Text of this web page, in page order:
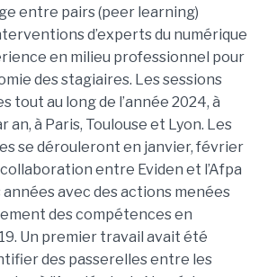
entre pairs (peer learning)
d’experts du numérique
en milieu professionnel pour
des stagiaires. Les sessions
tout au long de l’année 2024, à
an, à Paris, Toulouse et Lyon. Les
se dérouleront en janvier, février
entre Eviden et l’Afpa
avec des actions menées
des compétences en
Un premier travail avait été
des passerelles entre les